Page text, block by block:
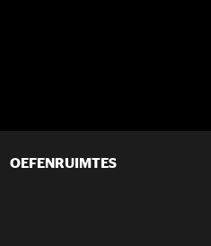
OEFENRUIMTES